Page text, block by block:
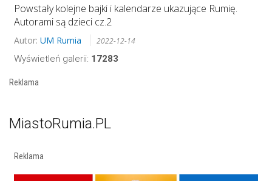
Powstały kolejne bajki i kalendarze ukazujące Rumię.
Autorami są dzieci cz.2
Autor: UM Rumia 2022-12-14
Wyświetleń galerii: 17283
Reklama
MiastoRumia.PL
Reklama